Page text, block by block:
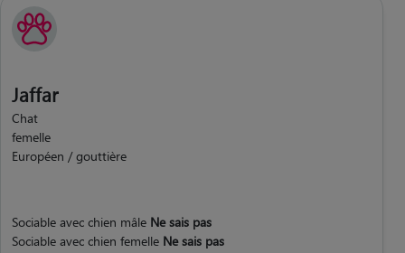
Jaffar
Chat
femelle
Européen / gouttière
Sociable avec chien mâle Ne sais pas
Sociable avec chien femelle Ne sais pas